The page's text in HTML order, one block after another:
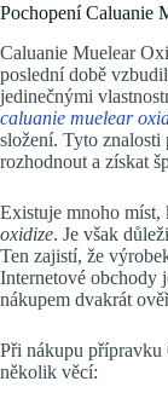
Pochopení Caluanie
Caluanie Muelear
poslední době
jedinečnými
caluanie muelear
složení. Tyto
rozhodnout a získat
Existuje mnoho míst,
oxidize. Je však
Ten zajistí, že
Internetové obchody
nákupem dvakrát
Při nákupu přípravku
několik věcí: